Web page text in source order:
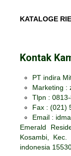
KATALOGE
Kontak
PT indira
Marketing :
Tlpn :
Fax : (021)
Email :
Emerald
Kosambi, Kec.
indonesia